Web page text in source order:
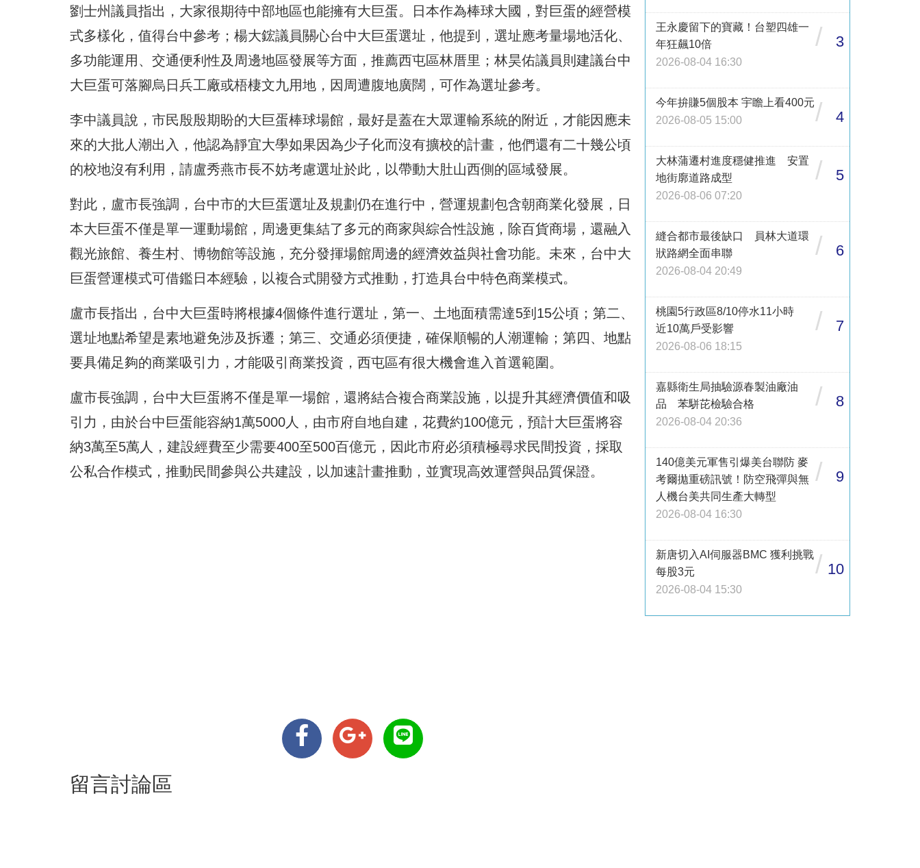
劉士州議員指出，大家很期待中部地區也能擁有大巨蛋。日本作為棒球大國，對巨蛋的經營模
式多樣化，值得台中參考；楊大鋐議員關心台中大巨蛋選址，他提到，選址應考量場地活化、
多功能運用、交通便利性及周邊地區發展等方面，推薦西屯區林厝里；林昊佑議員則建議台中
大巨蛋可落腳烏日兵工廠或梧棲文九用地，因周遭腹地廣闊，可作為選址參考。
李中議員說，市民殷殷期盼的大巨蛋棒球場館，最好是蓋在大眾運輸系統的附近，才能因應未
來的大批人潮出入，他認為靜宜大學如果因為少子化而沒有擴校的計畫，他們還有二十幾公頃
的校地沒有利用，請盧秀燕市長不妨考慮選址於此，以帶動大肚山西側的區域發展。
對此，盧市長強調，台中市的大巨蛋選址及規劃仍在進行中，營運規劃包含朝商業化發展，日
本大巨蛋不僅是單一運動場館，周邊更集結了多元的商家與綜合性設施，除百貨商場，還融入
觀光旅館、養生村、博物館等設施，充分發揮場館周邊的經濟效益與社會功能。未來，台中大
巨蛋營運模式可借鑑日本經驗，以複合式開發方式推動，打造具台中特色商業模式。
盧市長指出，台中大巨蛋時將根據4個條件進行選址，第一、土地面積需達5到15公頃；第二、
選址地點希望是素地避免涉及拆遷；第三、交通必須便捷，確保順暢的人潮運輸；第四、地點
要具備足夠的商業吸引力，才能吸引商業投資，西屯區有很大機會進入首選範圍。
盧市長強調，台中大巨蛋將不僅是單一場館，還將結合複合商業設施，以提升其經濟價值和吸
引力，由於台中巨蛋能容納1萬5000人，由市府自地自建，花費約100億元，預計大巨蛋將容
納3萬至5萬人，建設經費至少需要400至500百億元，因此市府必須積極尋求民間投資，採取
公私合作模式，推動民間參與公共建設，以加速計畫推動，並實現高效運營與品質保證。
留言討論區
王永慶留下的寶藏！台塑四雄一
年狂飆10倍
2026-08-04 16:30
/ 3
今年拚賺5個股本 宇瞻上看400元
2026-08-05 15:00
/ 4
大林蒲遷村進度穩健推進 安置
地街廓道路成型
2026-08-06 07:20
/ 5
縫合都市最後缺口 員林大道環
狀路網全面串聯
2026-08-04 20:49
/ 6
桃園5行政區8/10停水11小時
近10萬戶受影響
2026-08-06 18:15
/ 7
嘉縣衛生局抽驗源春製油廠油
品 苯駢芘檢驗合格
2026-08-04 20:36
/ 8
140億美元軍售引爆美台聯防 麥
考爾拋重磅訊號！防空飛彈與無
人機台美共同生產大轉型
2026-08-04 16:30
/ 9
新唐切入AI伺服器BMC 獲利挑戰
每股3元
2026-08-04 15:30
/ 10